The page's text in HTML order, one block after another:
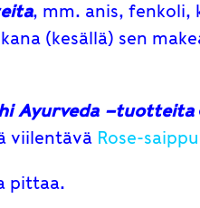
, mm. anis,
(kesällä) sen
Ayurveda –tuotteita
viilentävä Rose-
pittaa.